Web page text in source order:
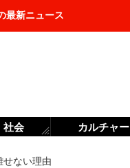
最新ニュース
せない理由
社会 カルチャー